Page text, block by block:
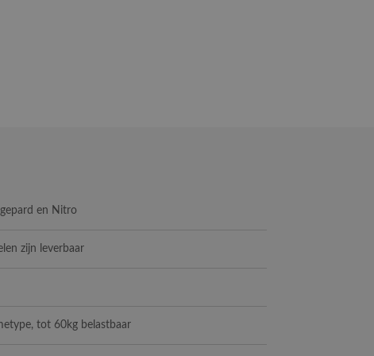
en Nitro
zijn leverbaar
tot 60kg belastbaar